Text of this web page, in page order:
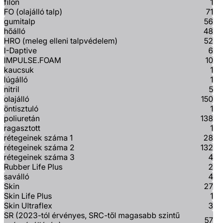
filon
1
FO (olajálló talp)
71
gumitalp
56
hőálló
48
HRO (meleg elleni talpvédelem)
52
I-Daptive
6
IMPULSE.FOAM
10
kaucsuk
1
lúgálló
1
nitril
5
olajálló
150
öntisztuló
1
poliuretán
138
ragasztott
1
rétegeinek száma 1
28
rétegeinek száma 2
132
rétegeinek száma 3
4
Rubber Life Plus
2
saválló
4
Skin
27
Skin Life Plus
1
Skin Ultraflex
3
SR (2023-tól érvényes, SRC-től magasabb szintű
57